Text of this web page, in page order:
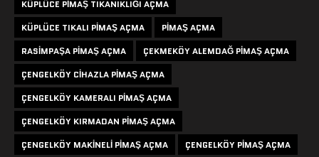
KÜPLÜCE PIMAŞ TIKANIKLIĞI AÇMA
KÜPLÜCE TIKALI PIMAŞ AÇMA
PIMAŞ AÇMA
RASIMPAŞA PIMAŞ AÇMA
ÇEKMEKÖY ALEMDAĞ PIMAŞ AÇMA
ÇENGELKÖY CIHAZLA PIMAŞ AÇMA
ÇENGELKÖY KAMERALI PIMAŞ AÇMA
ÇENGELKÖY KIRMADAN PIMAŞ AÇMA
ÇENGELKÖY MAKINELI PIMAŞ AÇMA
ÇENGELKÖY PIMAŞ AÇMA